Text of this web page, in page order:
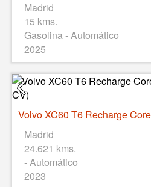
Madrid
15 kms.
Gasolina - Automático
2025
Madrid
24.621 kms.
- Automático
2023